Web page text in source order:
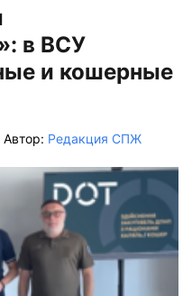
в ВСУ
и кошерные
Автор: Редакция СПЖ